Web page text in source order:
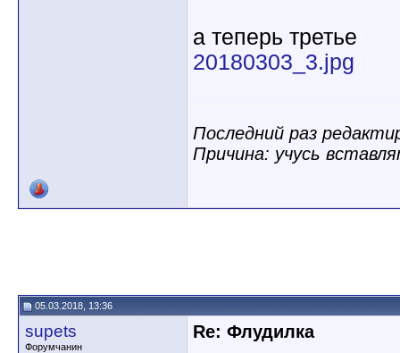
а теперь третье
20180303_3.jpg
Последний раз
Причина: учусь
05.03.2018, 13:36
supets
Форумчанин
Re: Флудилка